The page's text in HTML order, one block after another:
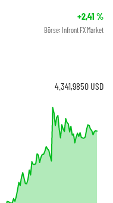
+2,41 %
Börse: Infront FX Market
4.341,9850 USD